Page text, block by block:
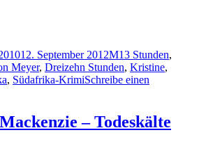
12. September 2012M13 Stunden,
Meyer, Dreizehn Stunden, Kristine,
, Südafrika-KrimiSchreibe einen
– Todeskälte